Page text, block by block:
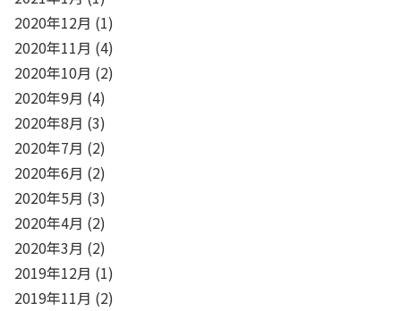
2020年12月 (1)
2020年11月 (4)
2020年10月 (2)
2020年9月 (4)
2020年8月 (3)
2020年7月 (2)
2020年6月 (2)
2020年5月 (3)
2020年4月 (2)
2020年3月 (2)
2019年12月 (1)
2019年11月 (2)